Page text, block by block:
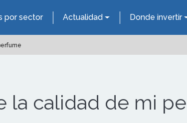
por sector Actualidad Donde invertir
la calidad de mi